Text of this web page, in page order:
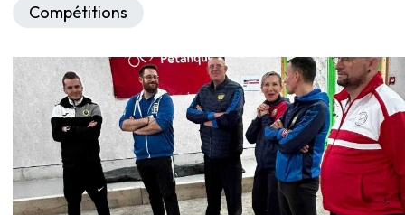
Compétitions